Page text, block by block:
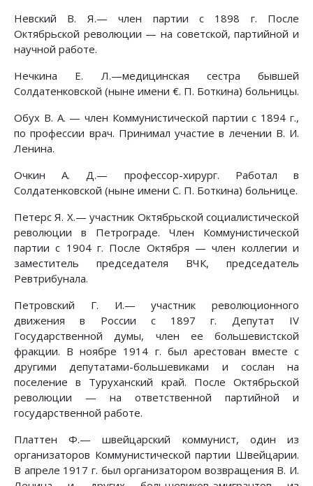
Невский В. Я.— член партии с 1898 г. После
Октябрьской революции — на советской, партийной и
научной работе.
Нечкина Е. Л.—медицинская сестра бывшей
Солдатенковской (ныне имени €. П. Боткина) больницы.
Обух В. А. — член Коммунистической партии с 1894 г.,
по профессии врач. Принимал участие в лечении В. И.
Ленина.
Очкин А. Д.— профессор-хирург. Работал в
Солдатенковской (ныне имени С. П. Боткина) больнице.
Петерс Я. X.— участник Октябрьской социалистической
революции в Петрограде. Член Коммунистической
партии с 1904 г. После Октября — член коллегии и
заместитель председателя ВЧК, председатель
Ревтрибунала.
Петровский Г. И.— участник революционного
движения в России с 1897 г. Депутат IV
Государственной думы, член ее большевистской
фракции. В ноябре 1914 г. был арестован вместе с
другими депутатами-большевиками и сослан на
поселение в Туруханский край. После Октябрьской
революции — на ответственной партийной и
государственной работе.
Платтен Ф.— швейцарский коммунист, один из
организаторов Коммунистической партии Швейцарии.
В апреле 1917 г. был организатором возвращения В. И.